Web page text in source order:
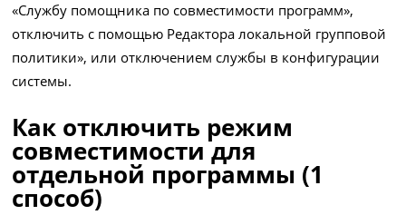
«Службу помощника по совместимости программ»,
отключить с помощью Редактора локальной групповой
политики», или отключением службы в конфигурации
системы.
Как отключить режим
совместимости для
отдельной программы (1
способ)